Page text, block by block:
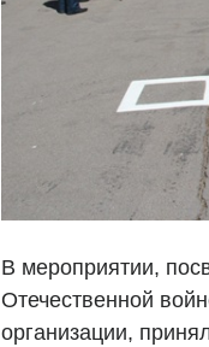
В мероприятии,
Отечественной
организации,